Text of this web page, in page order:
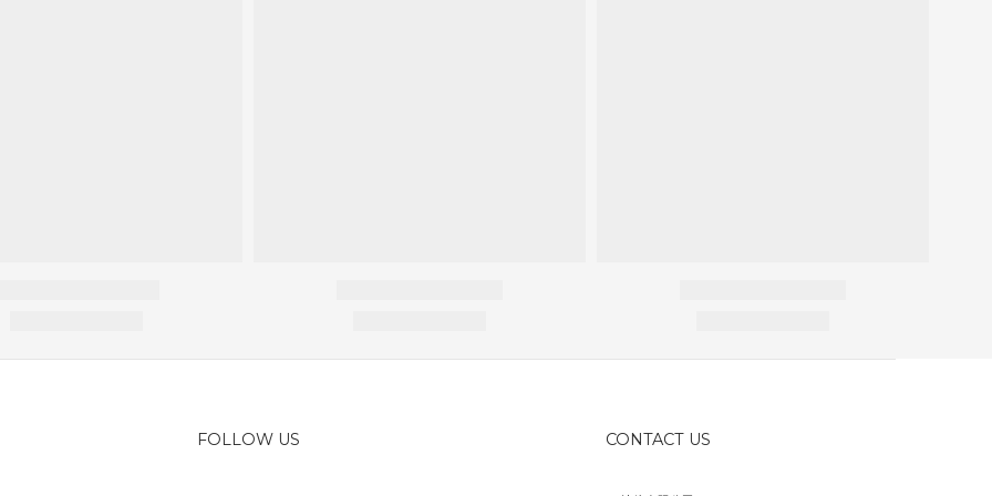
FOLLOW US CONTACT US